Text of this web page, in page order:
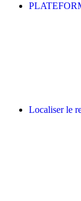
Localiser le